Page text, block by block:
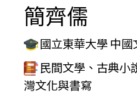
簡齊儒
國立東華大學 中
民間文學、古典小
灣文化與書寫